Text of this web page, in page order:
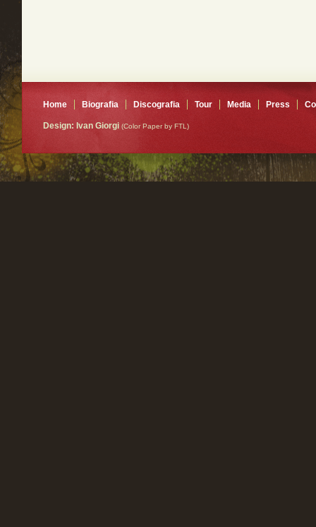
Home Biografia Discografia Tour Media Press
Design: Ivan Giorgi(Color Paper by FTL)